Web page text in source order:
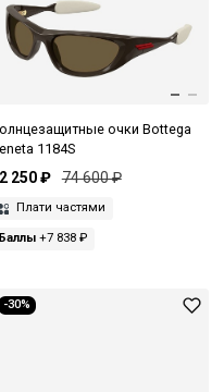
очки Bottega
1184S
250 ₽ 74 600 ₽
Плати частями
Баллы+7 838 ₽
-30%